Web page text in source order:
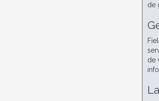
de
de